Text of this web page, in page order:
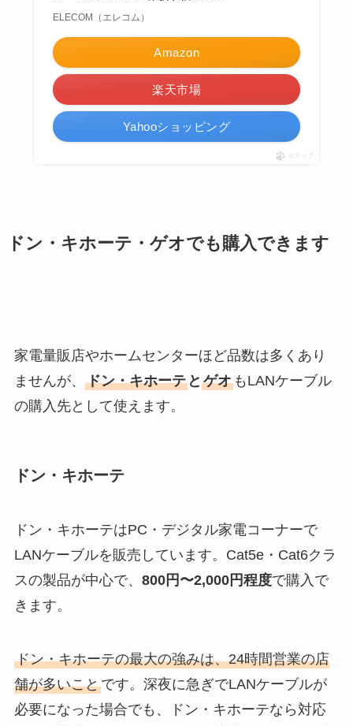
ELECOM（エレコム）
Amazon
楽天市場
Yahooショッピング
ポチップ
ドン・キホーテ・ゲオでも購入できます
家電量販店やホームセンターほど品数は多くあり
ませんが、 ドン・キホーテと ゲオもLANケーブル
の購入先として使えます。
ドン・キホーテ
ドン・キホーテはPC・デジタル家電コーナーで
LANケーブルを販売しています。Cat5e・Cat6クラ
スの製品が中心で、 800円〜2,000円程度で購入で
きます。
ドン・キホーテの最大の強みは、24時間営業の店
舗が多いことです。深夜に急ぎでLANケーブルが
必要になった場合でも、ドン・キホーテなら対応